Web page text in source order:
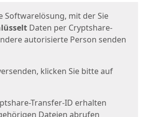
Softwarelösung, mit der Sie
Daten per Cryptshare-
autorisierte Person senden
klicken Sie bitte auf
Transfer-ID erhalten
Dateien abrufen